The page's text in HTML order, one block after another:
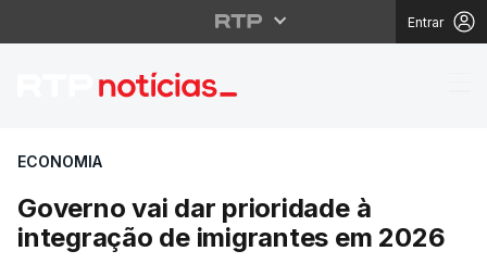
Entrar
Governo vai dar
ECONOMIA
Governo vai dar prioridade à
integração de imigrantes em 2026